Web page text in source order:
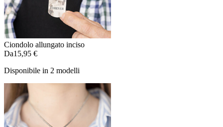
Ciondolo allungato inciso
Da15,95 €
Disponibile in 2 modelli